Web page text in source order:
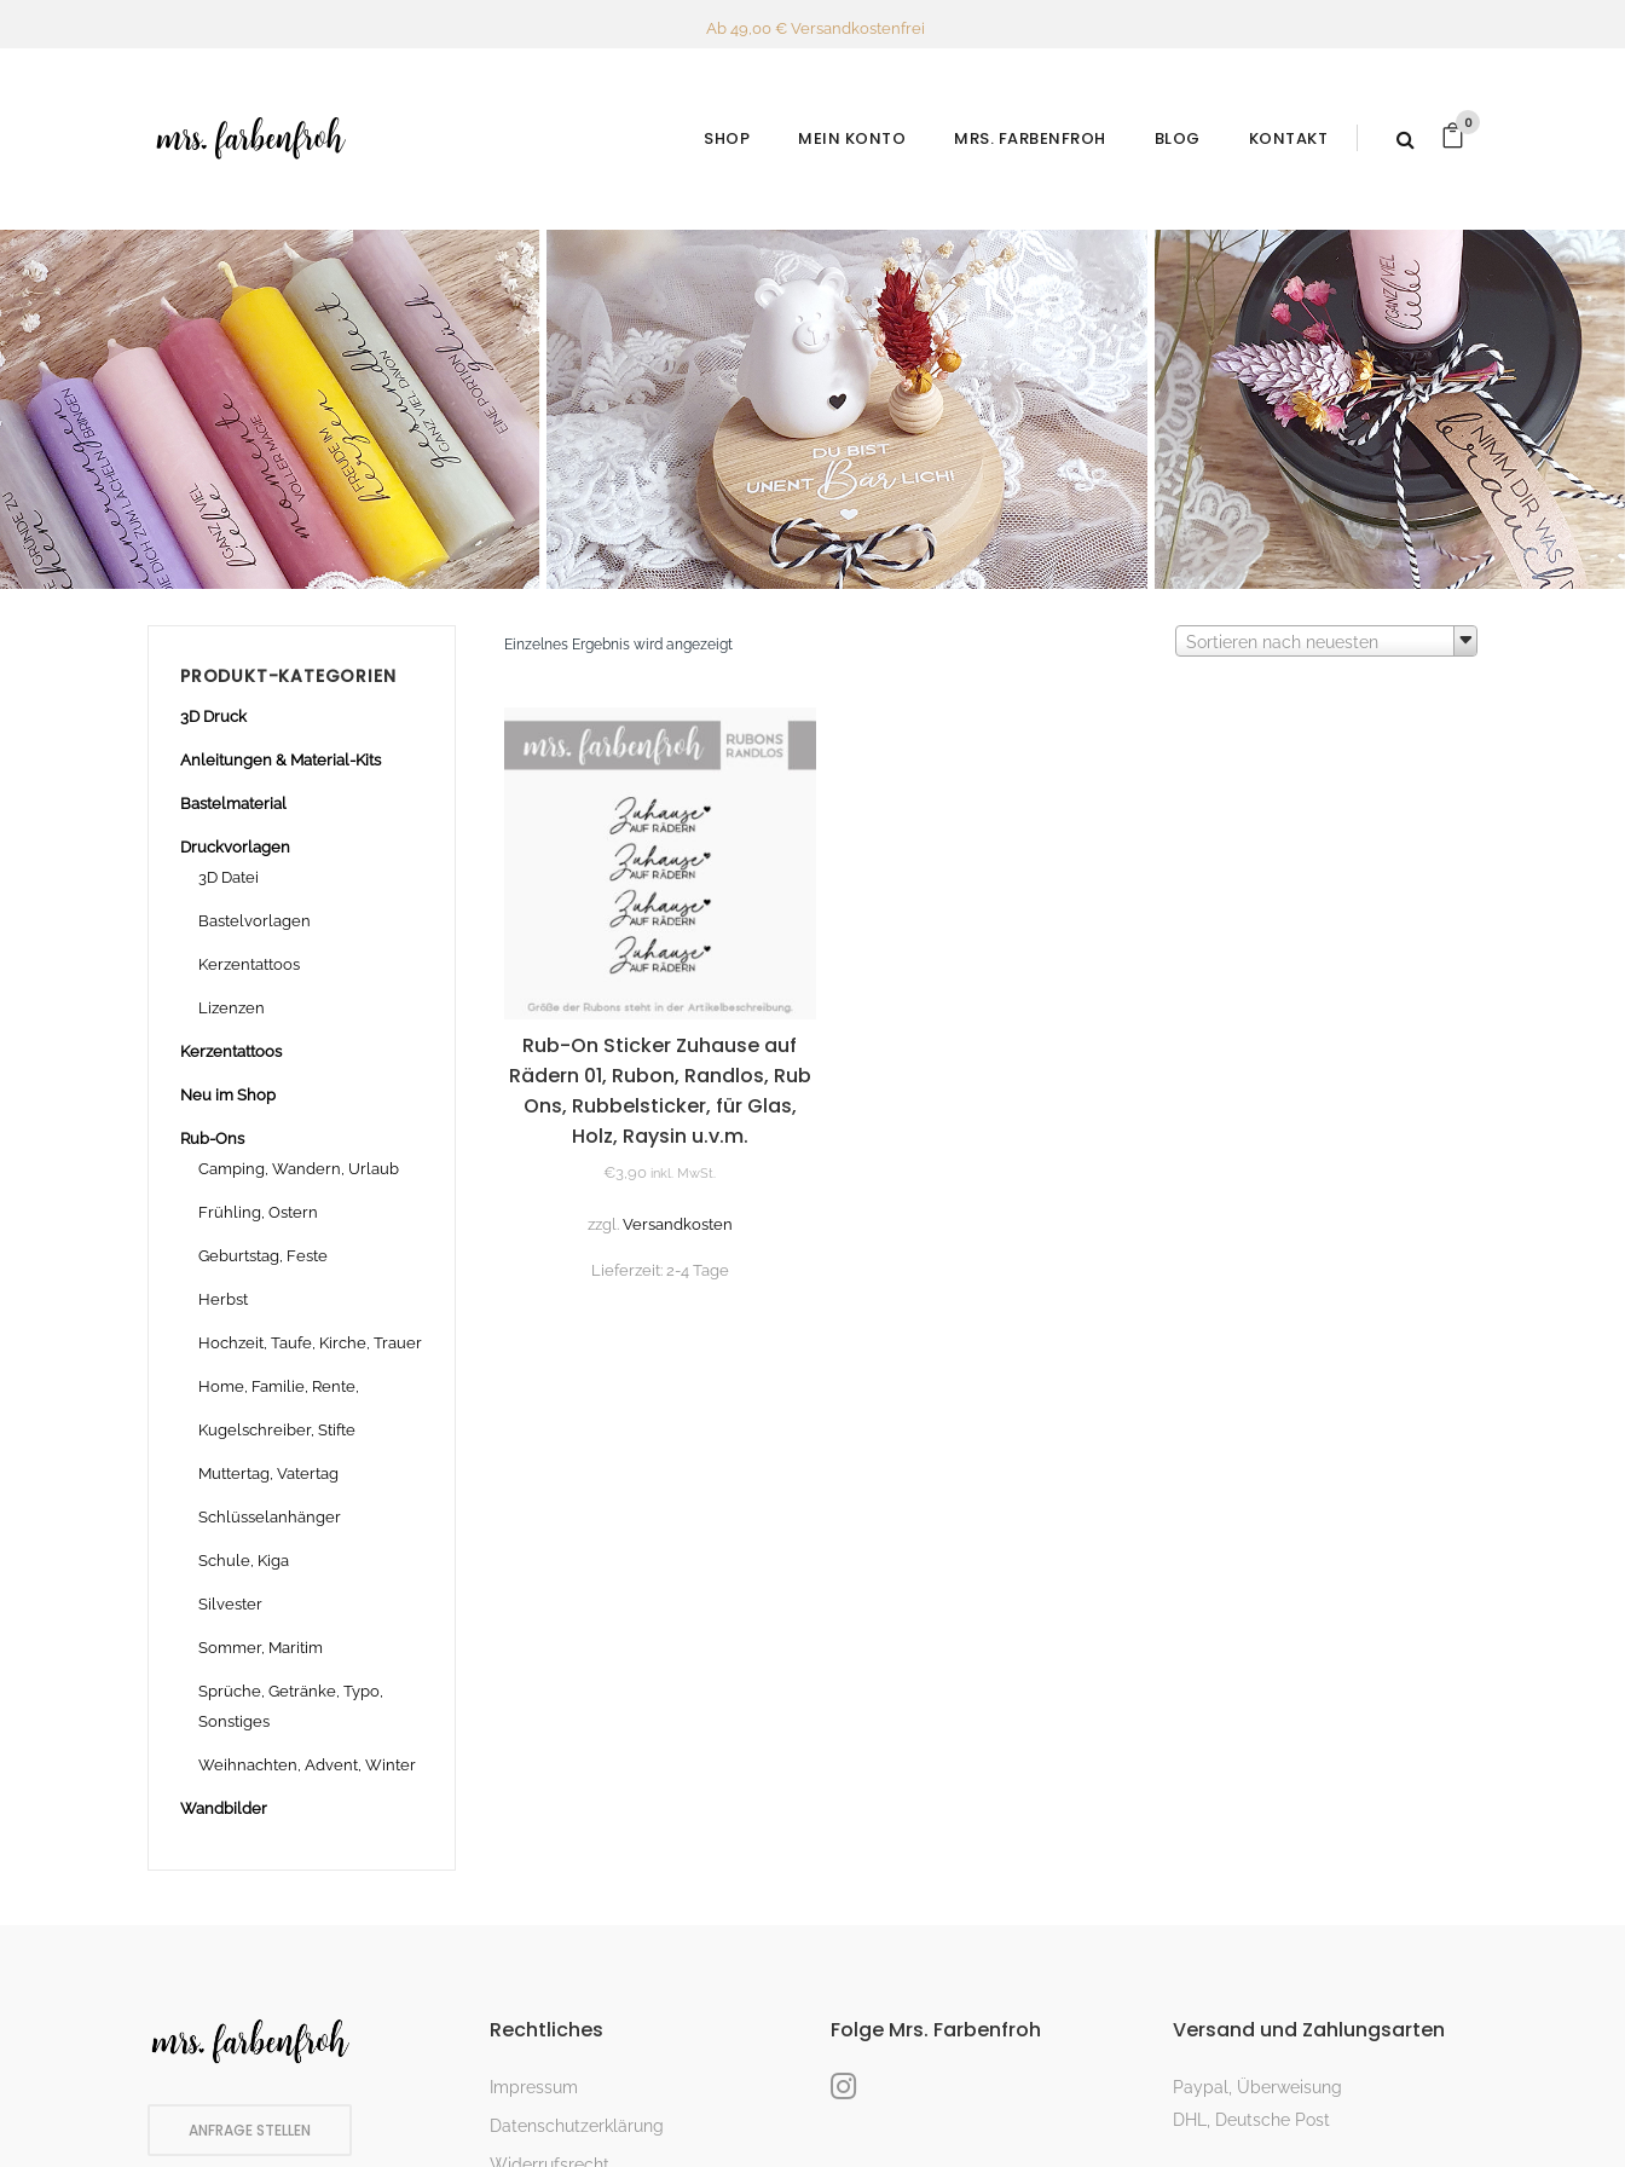
Ab 49,00 € Versandkostenfrei
SHOP MEIN KONTO MRS. FARBENFROH BLOG KONTAKT
0
PRODUKT-KATEGORIEN
3D Druck
Anleitungen & Material-Kits
Bastelmaterial
Druckvorlagen
3D Datei
Bastelvorlagen
Kerzentattoos
Lizenzen
Kerzentattoos
Neu im Shop
Rub-Ons
Camping, Wandern, Urlaub
Frühling, Ostern
Geburtstag, Feste
Herbst
Hochzeit, Taufe, Kirche, Trauer
Home, Familie, Rente,
Kugelschreiber, Stifte
Muttertag, Vatertag
Schlüsselanhänger
Schule, Kiga
Silvester
Sommer, Maritim
Sprüche, Getränke, Typo,
Sonstiges
Weihnachten, Advent, Winter
Wandbilder
Einzelnes Ergebnis wird angezeigt Sortieren nach neuesten
Rub-On Sticker Zuhause auf
Rädern 01, Rubon, Randlos, Rub
Ons, Rubbelsticker, für Glas,
Holz, Raysin u.v.m.
€3,90 inkl. MwSt.
zzgl. Versandkosten
Lieferzeit: 2-4 Tage
ANFRAGE STELLEN
Rechtliches
Impressum
Datenschutzerklärung
Folge Mrs. Farbenfroh Versand und Zahlungsarten
Paypal, Überweisung
DHL, Deutsche Post